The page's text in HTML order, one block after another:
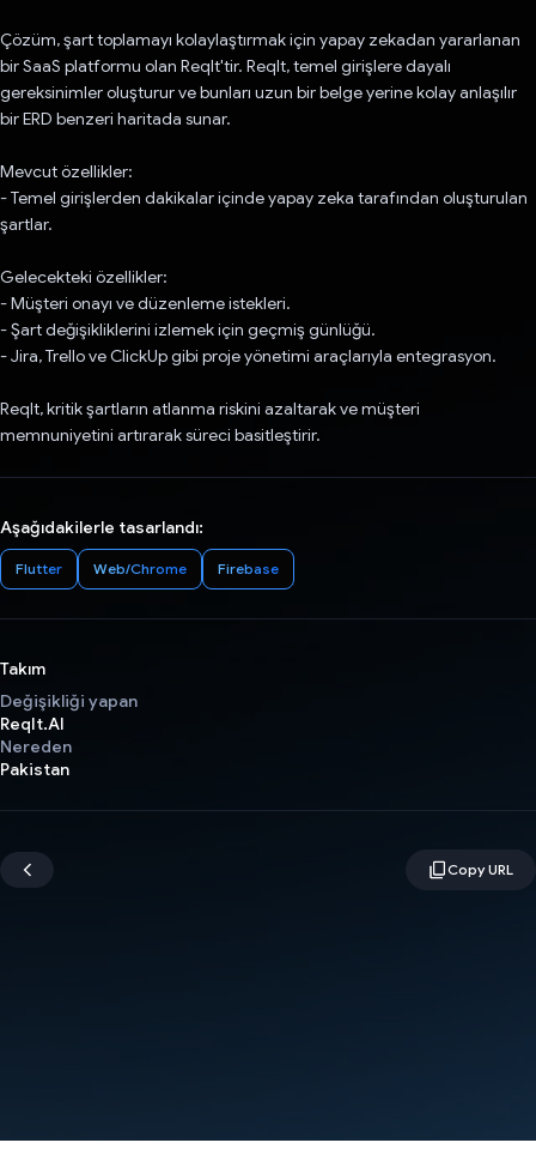
Çözüm, şart toplamayı kolaylaştırmak için yapay zekadan yararlanan
bir SaaS platformu olan ReqIt'tir. ReqIt, temel girişlere dayalı
gereksinimler oluşturur ve bunları uzun bir belge yerine kolay anlaşılır
bir ERD benzeri haritada sunar.
Mevcut özellikler:
- Temel girişlerden dakikalar içinde yapay zeka tarafından oluşturulan
şartlar.
Gelecekteki özellikler:
- Müşteri onayı ve düzenleme istekleri.
- Şart değişikliklerini izlemek için geçmiş günlüğü.
- Jira, Trello ve ClickUp gibi proje yönetimi araçlarıyla entegrasyon.
ReqIt, kritik şartların atlanma riskini azaltarak ve müşteri
memnuniyetini artırarak süreci basitleştirir.
Aşağıdakilerle tasarlandı:
Flutter Web/Chrome Firebase
Takım
Değişikliği yapan
ReqIt.AI
Nereden
Pakistan